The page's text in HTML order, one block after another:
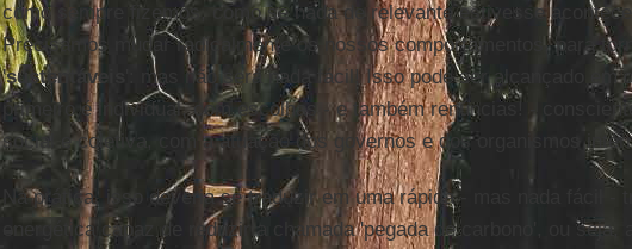
como sempre fizemos, como se nada de relevante estivesse
Precisamos mudar radicalmente os nossos comportamentos, para
'sustentáveis
': mas não será nada fácil! Isso pode ser alcançado em
primeiro é individual, com escolhas - e também renúncias! -
social e coletiva, com a atuação dos governos e dos organismos
Na prática, isso deveria se traduzir em uma rápida - mas nada fácil -
energética capaz de reduzir a chamada 'pegada de carbono', ou seja,